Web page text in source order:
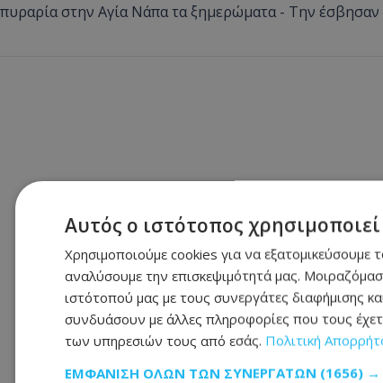
στην Αγία Νάπα τα ξημερώματα - Την έσβησαν
Αυτός ο ιστότοπος
Χρησιμοποιούμε cookies για να εξατομικεύσουμε
αναλύσουμε την επισκεψιμότητά μας.
ιστότοπού μας με τους συνεργάτες διαφήμισης
συνδυάσουν με άλλες πληροφορίες που τους
των υπηρεσιών τους από εσάς. Πολιτική
ΕΜΦΆΝΙΣΗ ΌΛΩΝ ΤΩΝ ΣΥΝΕΡΓΑΤΏΝ (1656) →